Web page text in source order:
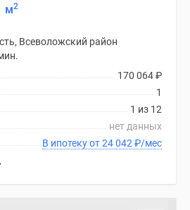
м2
Всеволожский район
170 064₽
1
1 из 12
нет данных
В ипотеку от 24 042 ₽/мес